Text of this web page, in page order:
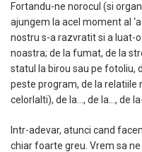
Fortandu-ne norocul (si
ajungem la acel moment al
nostru s-a razvratit si a luat-
noastra; de la fumat, de la
statul la birou sau pe fotoliu,
peste program, de la relatiile
celorlalti), de la…, de la…, de
Intr-adevar, atunci cand
chiar foarte greu. Vrem sa